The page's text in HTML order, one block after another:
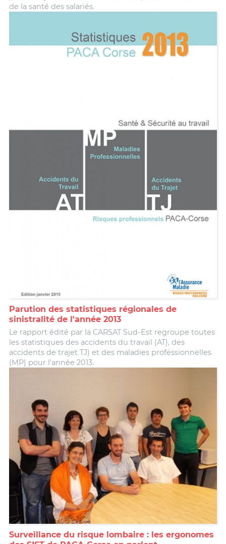
de la santé des salariés.
Parution des statistiques régionales de
sinistralité de l'année 2013
Le rapport édité par la CARSAT Sud-Est regroupe toutes
les statistiques des accidents du travail (AT), des
accidents de trajet TJ) et des maladies professionnelles
(MP) pour l'année 2013.
Surveillance du risque lombaire : les ergonomes